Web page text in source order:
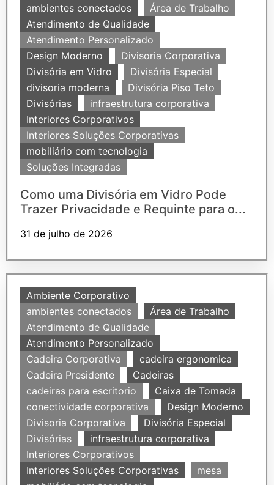
ambientes conectados
Área de Trabalho
Atendimento de Qualidade
Atendimento Personalizado
Design Moderno
Divisoria Corporativa
Divisória em Vidro
Divisória Especial
divisoria moderna
Divisória Piso Teto
Divisórias
infraestrutura corporativa
Interiores Corporativos
Interiores Soluções Corporativas
mobiliário com tecnologia
Soluções Integradas
Como uma Divisória em Vidro Pode
Trazer Privacidade e Requinte para o...
31 de julho de 2026
Ambiente Corporativo
ambientes conectados
Área de Trabalho
Atendimento de Qualidade
Atendimento Personalizado
Cadeira Corporativa
cadeira ergonomica
Cadeira Presidente
Cadeiras
cadeiras para escritorio
Caixa de Tomada
conectividade corporativa
Design Moderno
Divisoria Corporativa
Divisória Especial
Divisórias
infraestrutura corporativa
Interiores Corporativos
Interiores Soluções Corporativas
mesa